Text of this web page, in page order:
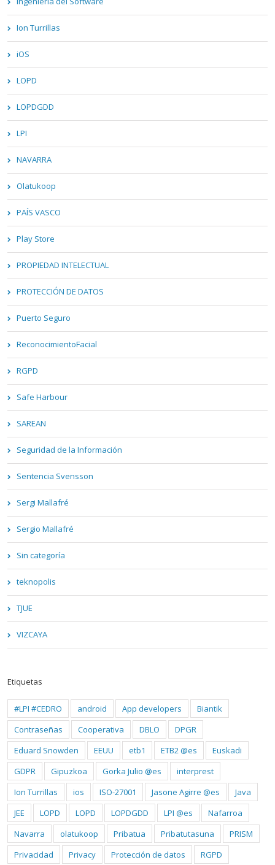
Ion Turrillas
iOS
LOPD
LOPDGDD
LPI
NAVARRA
Olatukoop
PAÍS VASCO
Play Store
PROPIEDAD INTELECTUAL
PROTECCIÓN DE DATOS
Puerto Seguro
ReconocimientoFacial
RGPD
Safe Harbour
SAREAN
Seguridad de la Información
Sentencia Svensson
Sergi Mallafré
Sergio Mallafré
Sin categoría
teknopolis
TJUE
VIZCAYA
Etiquetas
#LPI #CEDRO android App developers
Biantik
Contraseñas
Cooperativa DBLO
DPGR
Eduard Snowden
EEUU etb1 ETB2 @es
Euskadi
GDPR
Gipuzkoa Gorka Julio @es
interprest
Ion Turrillas
ios ISO-27001 Jasone Agirre @es
Java
JEE
LOPD LOPD LOPDGDD LPI @es
Nafarroa
Navarra
olatukoop Pribatua Pribatutasuna
PRISM
Privacidad
Privacy Protección de datos
RGPD